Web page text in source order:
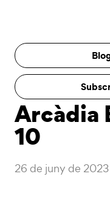
Arcàdia
10
26 de juny de 2023